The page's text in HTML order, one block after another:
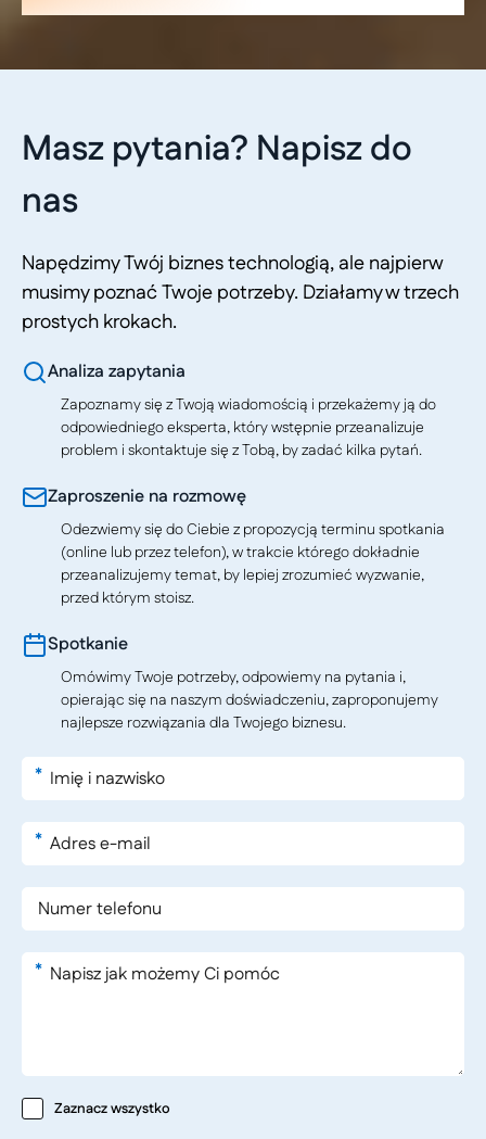
Masz pytania? Napisz do
nas
Napędzimy Twój biznes technologią, ale najpierw
musimy poznać Twoje potrzeby. Działamy w trzech
prostych krokach.
Analiza zapytania
Zapoznamy się z Twoją wiadomością i przekażemy ją do
odpowiedniego eksperta, który wstępnie przeanalizuje
problem i skontaktuje się z Tobą, by zadać kilka pytań.
Zaproszenie na rozmowę
Odezwiemy się do Ciebie z propozycją terminu spotkania
(online lub przez telefon), w trakcie którego dokładnie
przeanalizujemy temat, by lepiej zrozumieć wyzwanie,
przed którym stoisz.
Spotkanie
Omówimy Twoje potrzeby, odpowiemy na pytania i,
opierając się na naszym doświadczeniu, zaproponujemy
najlepsze rozwiązania dla Twojego biznesu.
*
*
*
Zaznacz wszystko